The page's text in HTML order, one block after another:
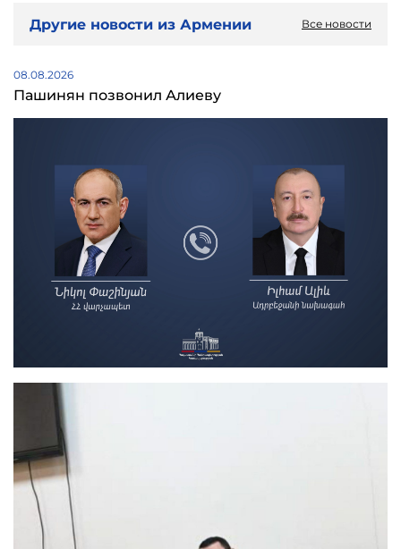
Другие новости из Армении Все новости
08.08.2026
Пашинян позвонил Алиеву